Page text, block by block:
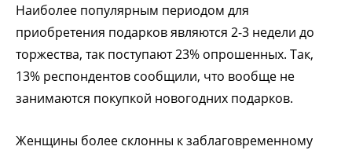
Наиболее популярным периодом для
приобретения подарков являются 2-3 недели до
торжества, так поступают 23% опрошенных. Так,
13% респондентов сообщили, что вообще не
занимаются покупкой новогодних подарков.
Женщины более склонны к заблаговременному